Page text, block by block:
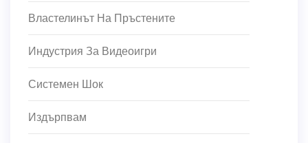
Властелинът На Пръстените
Индустрия За Видеоигри
Системен Шок
Издърпвам